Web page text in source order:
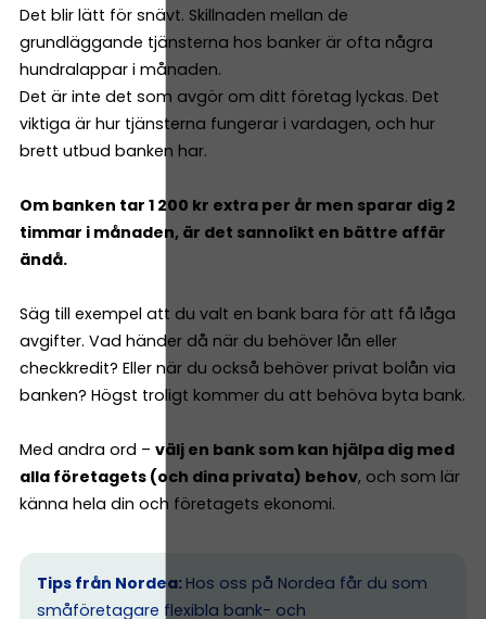
Det blir lätt för snävt. Skillnaden mellan de
grundläggande tjänsterna hos banker är ofta några
hundralappar i månaden.
Det är inte det som avgör om ditt företag lyckas. Det
viktiga är hur tjänsterna fungerar i vardagen, och hur
brett utbud banken har.
Om banken tar 1 200 kr extra per år men sparar dig 2
timmar i månaden, är det sannolikt en bättre affär
ändå.
Säg till exempel att du valt en bank bara för att få låga
avgifter. Vad händer då när du behöver lån eller
checkkredit? Eller när du också behöver privat bolån via
banken? Högst troligt kommer du att behöva byta bank.
Med andra ord – välj en bank som kan hjälpa dig med
alla företagets (och dina privata) behov, och som lär
känna hela din och företagets ekonomi.
Tips från Nordea: Hos oss på Nordea får du som
småföretagare flexibla bank- och